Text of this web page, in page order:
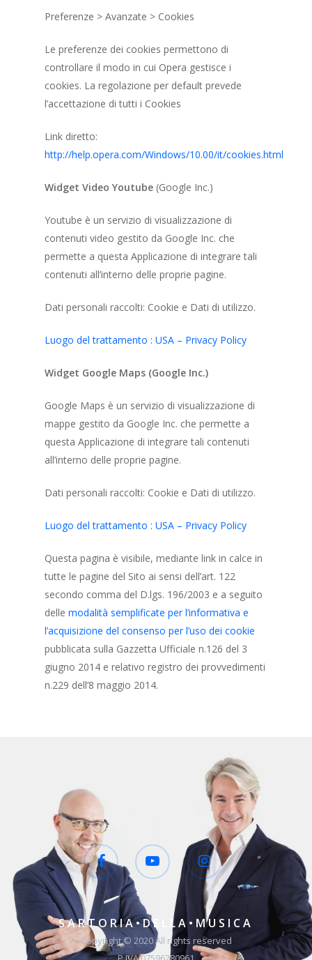
Preferenze > Avanzate > Cookies
Le preferenze dei cookies permettono di
controllare il modo in cui Opera gestisce i
cookies. La regolazione per default prevede
l’accettazione di tutti i Cookies
Link diretto:
http://help.opera.com/Windows/10.00/it/cookies.html
Widget Video Youtube (Google Inc.)
Youtube è un servizio di visualizzazione di
contenuti video gestito da Google Inc. che
permette a questa Applicazione di integrare tali
contenuti all’interno delle proprie pagine.
Dati personali raccolti: Cookie e Dati di utilizzo.
Luogo del trattamento : USA – Privacy Policy
Widget Google Maps (Google Inc.)
Google Maps è un servizio di visualizzazione di
mappe gestito da Google Inc. che permette a
questa Applicazione di integrare tali contenuti
all’interno delle proprie pagine.
Dati personali raccolti: Cookie e Dati di utilizzo.
Luogo del trattamento : USA – Privacy Policy
Questa pagina è visibile, mediante link in calce in
tutte le pagine del Sito ai sensi dell’art. 122
secondo comma del D.lgs. 196/2003 e a seguito
delle modalità semplificate per l’informativa e
l’acquisizione del consenso per l’uso dei cookie
pubblicata sulla Gazzetta Ufficiale n.126 del 3
giugno 2014 e relativo registro dei provvedimenti
n.229 dell’8 maggio 2014.
SARTORIA•DELLA•MUSICA
Copyright © 2020 All rights reserved